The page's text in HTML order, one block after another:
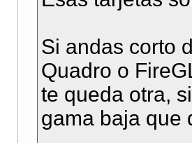
Si andas corto
Quadro o
te queda otra,
gama baja que